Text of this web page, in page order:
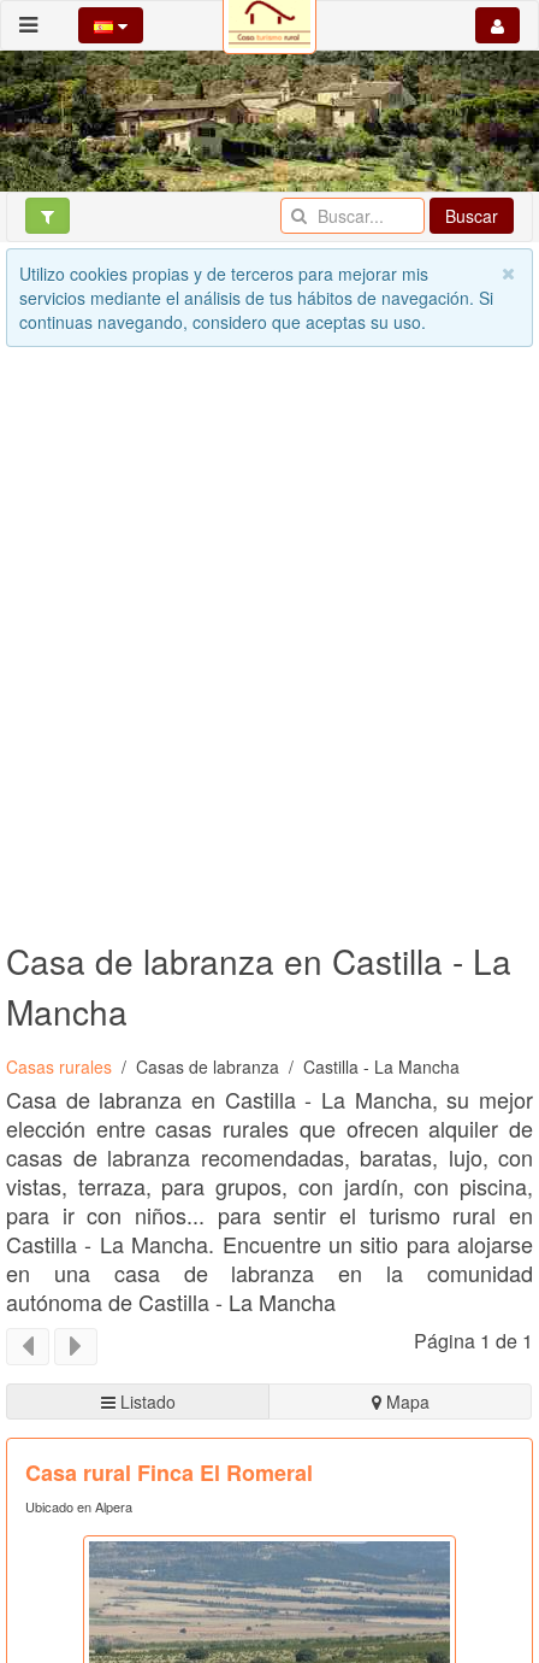
Buscar
Utilizo cookies propias y de terceros para mejorar mis
servicios mediante el análisis de tus hábitos de navegación. Si
continuas navegando, considero que aceptas su uso.
Casa de labranza en Castilla - La
Mancha
Casas rurales Casas de labranza Castilla - La Mancha
Casa de labranza en Castilla - La Mancha, su mejor
elección entre casas rurales que ofrecen alquiler de
casas de labranza recomendadas, baratas, lujo, con
vistas, terraza, para grupos, con jardín, con piscina,
para ir con niños... para sentir el turismo rural en
Castilla - La Mancha. Encuentre un sitio para alojarse
en una casa de labranza en la comunidad
autónoma de Castilla - La Mancha
Página 1 de 1
Listado Mapa
Casa rural Finca El Romeral
Ubicado en Alpera